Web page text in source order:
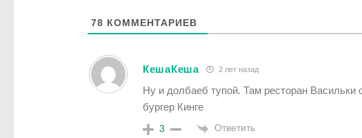
78 КОММЕНТАРИЕВ
КешаКеша 2 лет назад
Ну и долбаеб тупой. Там ресторан
бургер Кинге
3 Ответить